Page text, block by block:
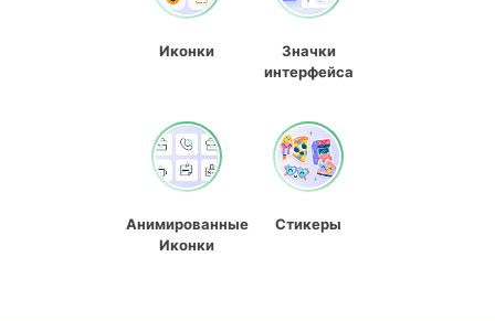
Иконки
Значки
интерфейса
Анимированные
Иконки
Стикеры